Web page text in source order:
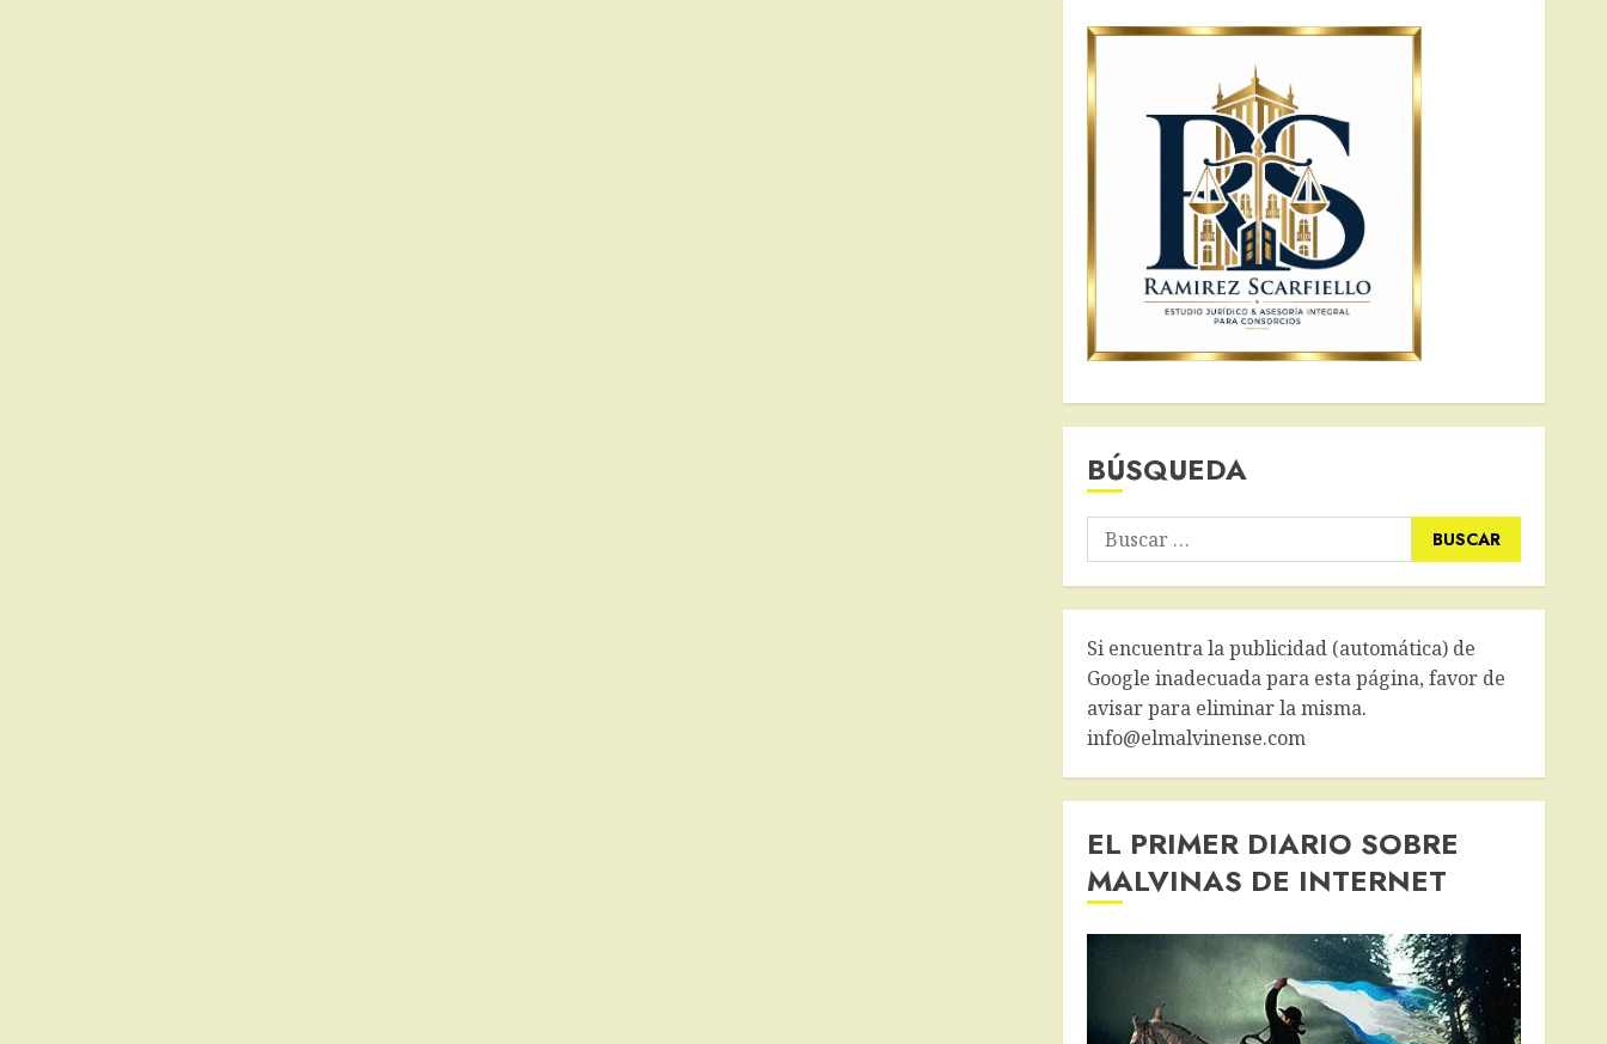
BÚSQUEDA
Buscar:
Si encuentra la publicidad (automática) de
Google inadecuada para esta página, favor de
avisar para eliminar la misma.
info@elmalvinense.com
EL PRIMER DIARIO SOBRE
MALVINAS DE INTERNET